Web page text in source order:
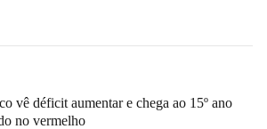
vê déficit aumentar e chega ao 15º ano
no vermelho